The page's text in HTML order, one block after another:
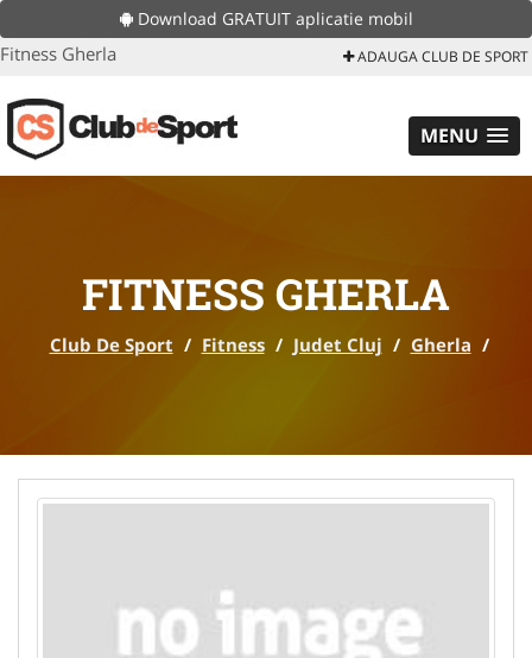
Download GRATUIT aplicatie mobil
Fitness Gherla ADAUGA CLUB DE SPORT
MENU
FITNESS GHERLA
Club De Sport / Fitness / Judet Cluj / Gherla /